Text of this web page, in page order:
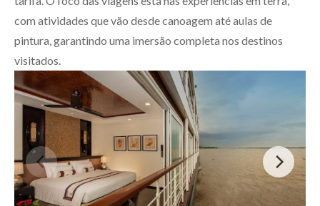
com atividades que vão desde canoagem até aulas de
pintura, garantindo uma imersão completa nos destinos
visitados.